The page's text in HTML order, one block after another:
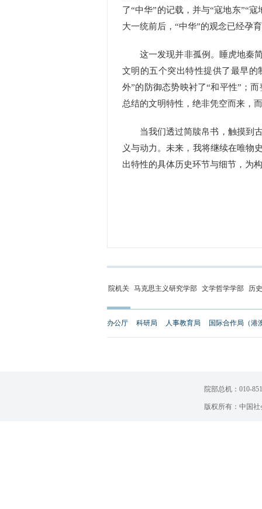
了“中华”的记载，并与“寇地东”“
大一统前后，“中华”的观念已经孕
这一发现并非孤例。睡虎地秦简
文明的五个突出特性提供了最早的
外”的防御态势映衬了“和平性”；
总结的文明特性，绝非凭空而来，
当我们透过简牍帛书，触摸到古
义与动力。未来，我将继续在唯物
出特性的具体历史环节与细节，为
院机关 马克思主义研究学部 文学哲学学部 历
办公厅 科研局 人事教育局 国际合作局（港
院部总机：010-
版权所有：中国